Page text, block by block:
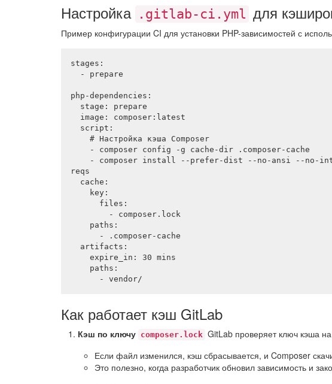
Настройка .gitlab-ci.yml для
Пример конфигурации CI для установки PHP-зависимостей с
stages:
php-dependencies:
reqs
      - vendor/
Как работает кэш GitLab
Кэш по ключу composer.lock GitLab проверяет ключ кэша
Если файл изменился, кэш сбрасывается, и Composer
Это полезно, когда разработчик обновил зависимость и